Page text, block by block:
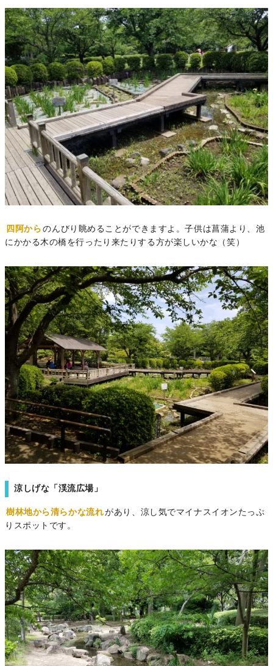
四阿から のんびり眺めることができますよ。子供は菖蒲より、池
にかかる木の橋を行ったり来たりする方が楽しいかな（笑）
涼しげな「渓流広場」
樹林地から清らかな流れがあり、涼し気でマイナスイオンたっぷ
りスポットです。